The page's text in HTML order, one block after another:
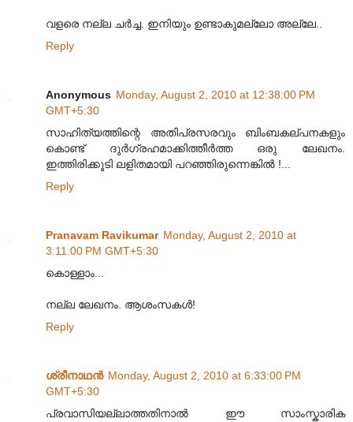
വളരെ നല്ല ചര്‍ച്ച. ഇനിയും ഉണ്ടാകുമല്ലോ അല്ലേ..
Reply
Anonymous Monday, August 2, 2010 at 12:38:00 PM
GMT+5:30
സാഹിത്യത്തിന്റെ അതിപ്രസരവും ബിംബകല്പനകളും
കൊണ്ട് ദുര്‍ഗ്രഹമാക്കിത്തീര്‍ത്ത ഒരു ലേഖനം.
ഇത്തിരിക്കൂടി ലളിതമായി പറഞ്ഞിരുന്നെങ്കില്‍ !...
Reply
Pranavam Ravikumar Monday, August 2, 2010 at
3:11:00 PM GMT+5:30
കൊള്ളാം...
നല്ല ലേഖനം. ആശംസകള്‍!
Reply
ശ്രീനാഥന്‍ Monday, August 2, 2010 at 6:33:00 PM
GMT+5:30
പ്രവാസിയല്ലാത്തതിനാല്‍ ഈ സാംസ്കാരിക